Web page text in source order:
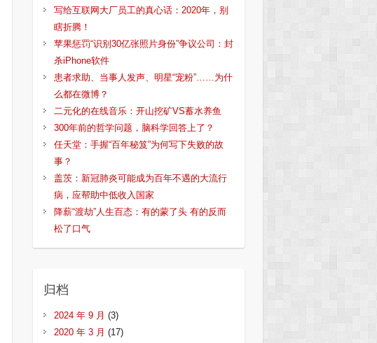
写给互联网大厂员工的真心话：2020年，别
瞎折腾！
苹果惩罚“识别30亿张照片身份”争议公司：封
杀iPhone软件
患者求助、当事人发声、明星“宠粉”……为什
么都在微博？
二元化的在线音乐：开山挖矿VS蓄水养鱼
300年前的哲学问题，脑科学回答上了？
任天堂：手握“百年秘笈”为何写下失败的故
事？
盖茨：新冠肺炎可能成为百年不遇的大流行
病，应帮助中低收入国家
降薪“渡劫”人生百态：有的蒙了头 有的反而
松了口气
归档
2024 年 9 月 (3)
2020 年 3 月 (17)